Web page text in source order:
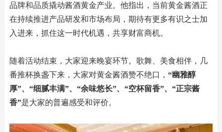
品牌和品质撬动酱酒黄金产业。他指出，当前黄金酱酒正
在持续推进产品研发和市场布局，期待有更多有识之士加
入进来，抓住这一时代机遇，共享财富商机。
随着活动结束，大家迎来晚宴环节。歌舞、美食相伴，几
番推杯换盏下来，大家对黄金酱酒赞不绝口， “幽雅醇
厚”、“细腻丰满”、“余味悠长”、“空杯留香”、“正宗酱
香”是大家的普遍感受和评价。